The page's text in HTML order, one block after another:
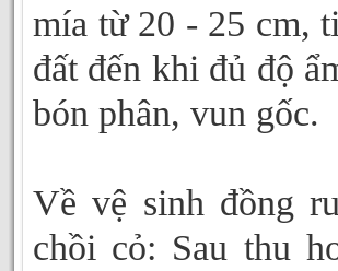
mía từ 20 - 25 cm,
đất đến khi đủ độ
bón phân, vun gốc.
Về vệ sinh đồng
chồi cỏ: Sau thu